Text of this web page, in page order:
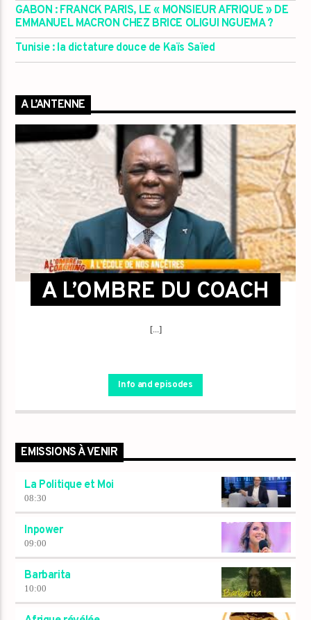
GABON : FRANCK PARIS, LE « MONSIEUR AFRIQUE » DE
EMMANUEL MACRON CHEZ BRICE OLIGUI NGUEMA ?
Tunisie : la dictature douce de Kaïs Saïed
A L’ANTENNE
A L’OMBRE DU COACH
[...]
Info and episodes
EMISSIONS À VENIR
La Politique et Moi
08:30
Inpower
09:00
Barbarita
10:00